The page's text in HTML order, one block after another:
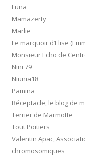
Luna
Mamazerty
Marlie
Le marquoir d’Elise
Monsieur Echo de
Nini 79
Niunia18
Pamina
Réceptacle, le blog de
Terrier de Marmotte
Tout Poitiers
Valentin Apac,
chromosomiques